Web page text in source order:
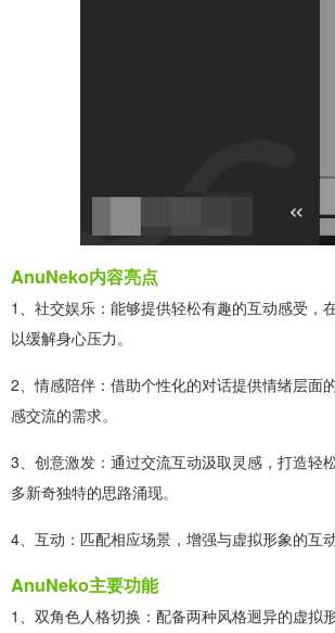
AnuNeko内容亮点
1、社交娱乐：能够提供轻松有趣的互动感受，
以缓解身心压力。
2、情感陪伴：借助个性化的对话提供情绪层面
感交流的需求。
3、创意激发：通过交流互动汲取灵感，打造轻
多新奇独特的思路涌现。
4、互动：匹配相应场景，增强与虚拟形象的互动
AnuNeko主要功能
1、双角色人格切换：配备两种风格迥异的虚拟